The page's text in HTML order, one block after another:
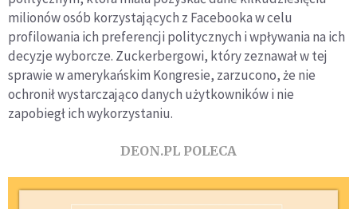
milionów osób korzystających z Facebooka w celu
profilowania ich preferencji politycznych i wpływania na ich
decyzje wyborcze. Zuckerbergowi, który zeznawał w tej
sprawie w amerykańskim Kongresie, zarzucono, że nie
ochronił wystarczająco danych użytkowników i nie
zapobiegł ich wykorzystaniu.
DEON.PL POLECA